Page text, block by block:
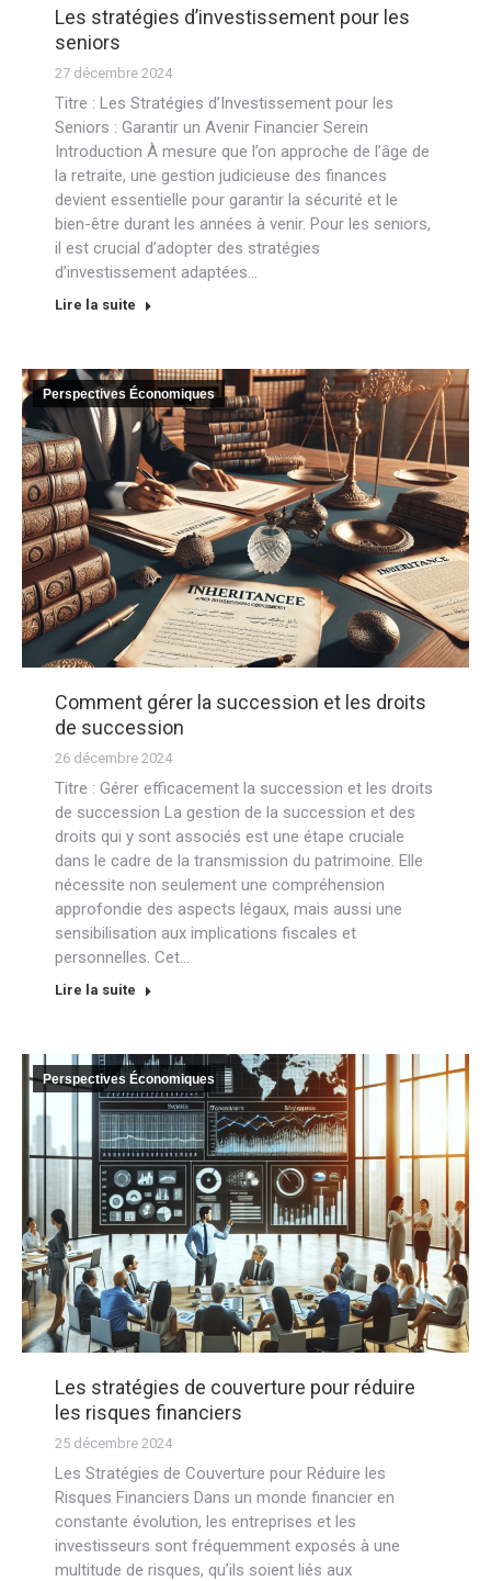
Les stratégies dʼinvestissement pour les
seniors
27 décembre 2024
Titre : Les Stratégies d’Investissement pour les
Seniors : Garantir un Avenir Financier Serein
Introduction À mesure que l’on approche de l’âge de
la retraite, une gestion judicieuse des finances
devient essentielle pour garantir la sécurité et le
bien-être durant les années à venir. Pour les seniors,
il est crucial d’adopter des stratégies
d’investissement adaptées…
Lire la suite
Perspectives Économiques
Comment gérer la succession et les droits
de succession
26 décembre 2024
Titre : Gérer efficacement la succession et les droits
de succession La gestion de la succession et des
droits qui y sont associés est une étape cruciale
dans le cadre de la transmission du patrimoine. Elle
nécessite non seulement une compréhension
approfondie des aspects légaux, mais aussi une
sensibilisation aux implications fiscales et
personnelles. Cet…
Lire la suite
Perspectives Économiques
Les stratégies de couverture pour réduire
les risques financiers
25 décembre 2024
Les Stratégies de Couverture pour Réduire les
Risques Financiers Dans un monde financier en
constante évolution, les entreprises et les
investisseurs sont fréquemment exposés à une
multitude de risques, qu’ils soient liés aux